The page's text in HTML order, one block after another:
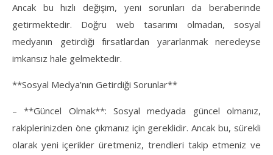
Ancak bu hızlı değişim, yeni sorunları da beraberinde
getirmektedir. Doğru web tasarımı olmadan, sosyal
medyanın getirdiği fırsatlardan yararlanmak neredeyse
imkansız hale gelmektedir.
**Sosyal Medya’nın Getirdiği Sorunlar**
– **Güncel Olmak**: Sosyal medyada güncel olmanız,
rakiplerinizden öne çıkmanız için gereklidir. Ancak bu, sürekli
olarak yeni içerikler üretmeniz, trendleri takip etmeniz ve